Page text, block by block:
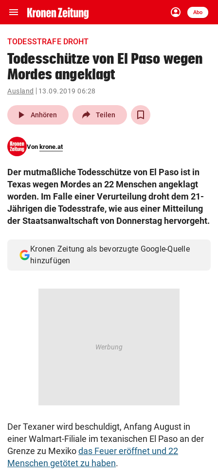
menu Navigation
ein-/ausklappen
account_circle
Anmelden
Abo
close Schließen
account_circle Anmelden
pin_drop
Wien arrow_right
search
eingeben
TODESSTRAFE DROHT
Todesschütze von El Paso wegen
Mordes angeklagt
Ausland 13.09.2019 06:28
play_arrow Anhören Teilen
Von krone.at
Der mutmaßliche Todesschütze von El Paso ist in
Texas wegen Mordes an 22 Menschen angeklagt
worden. Im Falle einer Verurteilung droht dem 21-
Jährigen die Todesstrafe, wie aus einer Mitteilung
der Staatsanwaltschaft von Donnerstag hervorgeht.
Kronen Zeitung als bevorzugte Google-Quelle
hinzufügen
Der Texaner wird beschuldigt, Anfang August in
einer Walmart-Filiale im texanischen El Paso an der
Grenze zu Mexikodas Feuer eröffnet und 22
Menschen getötet zu haben.